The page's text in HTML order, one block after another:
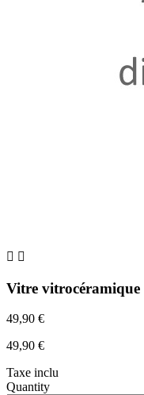
 
Vitre
49,90 €
49,90 €
Taxe inclu
Quantity